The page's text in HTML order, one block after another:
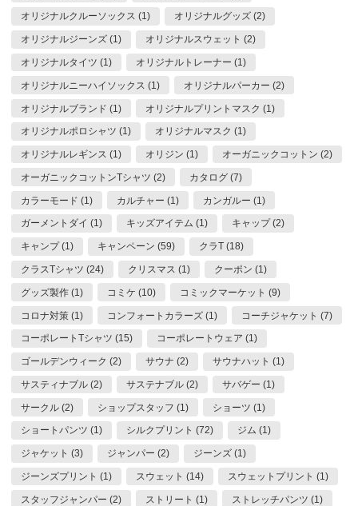
オリジナルクルーソックス (1) オリジナルグッズ (2)
オリジナルジーンズ (1) オリジナルスウェット (2)
オリジナルタイツ (1) オリジナルトレーナー (1)
オリジナルニーハイソックス (1) オリジナルパーカー (2)
オリジナルブランド (1) オリジナルプリントマスク (1)
オリジナルポロシャツ (1) オリジナルマスク (1)
オリジナルレギンス (1) オリジン (1) オーガニックコットン (2)
オーガニックコットンTシャツ (2) カタログ (7)
カラーモード (1) カルチャー (1) カンガルー (1)
ガーメントダイ (1) キッズアイテム (1) キャップ (2)
キャンプ (1) キャンペーン (59) クラT (18)
クラスTシャツ (24) クリスマス (1) クーポン (1)
グッズ製作 (1) コミケ (10) コミックマーケット (9)
コロナ対策 (1) コンフォートカラーズ (1) コーチジャケット (7)
コーポレートTシャツ (15) コーポレートウェア (1)
ゴールデンウィーク (2) サウナ (2) サウナハット (1)
サスティナブル (2) サステナブル (2) サバゲー (1)
サークル (2) ショップスタッフ (1) ショーツ (1)
ショートパンツ (1) シルクプリント (72) ジム (1)
ジャケット (3) ジャンパー (2) ジーンズ (1)
ジーンズプリント (1) スウェット (14) スウェットプリント (1)
スタッフジャンパー (2) ストリート (1) ストレッチパンツ (1)